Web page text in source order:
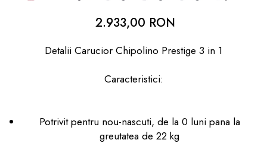
Igiena copii
2.933,00 RON
Detalii Carucior Chipolino Prestige 3 in 1
Caracteristici:
Potrivit pentru nou-nascuti, de la 0 luni pana la
greutatea de 22 kg